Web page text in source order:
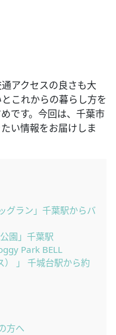
アクセスの良さも大
これからの暮らし方を
です。今回は、千葉市
い情報をお届けしま
グラン」千葉駅からバ
園」千葉駅
Park BELL
」 千城台駅から約
方へ